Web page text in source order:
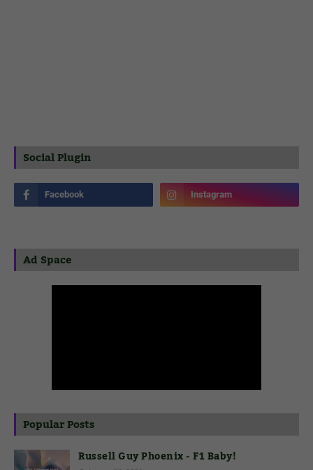
Social Plugin
Ad Space
Popular Posts
Russell Guy Phoenix - F1 Baby!